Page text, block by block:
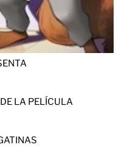
LA PELÍCULA